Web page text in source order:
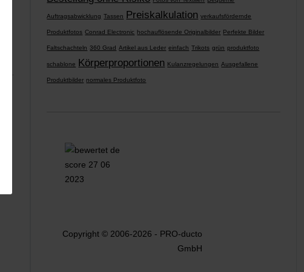
Auftragsabwicklung Tassen Preiskalkulation verkaufsfördernde
Produktfotos Conrad Electronic hochauflösende Originalbilder Perfekte Bilder
Faltschachteln 360 Grad Artikel aus Leder einfach Trikots grün produktfoto
schablone Körperproportionen Kulanzregelungen Ausgefallene
Produktbilder normales Produktfoto
Copyright © 2006-2026 - PRO-ducto
GmbH